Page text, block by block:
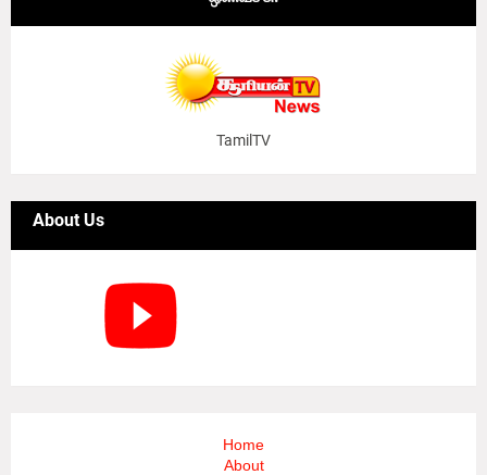
TamilTV
About Us
Home
About